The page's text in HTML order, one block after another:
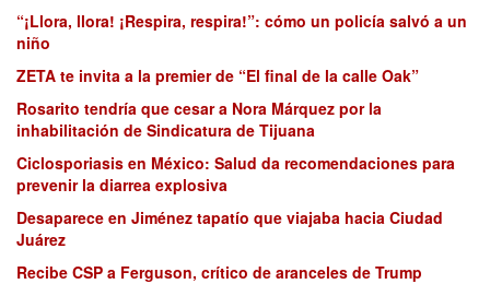
“¡Llora, llora! ¡Respira, respira!”: cómo un policía salvó a un
niño
ZETA te invita a la premier de “El final de la calle Oak”
Rosarito tendría que cesar a Nora Márquez por la
inhabilitación de Sindicatura de Tijuana
Ciclosporiasis en México: Salud da recomendaciones para
prevenir la diarrea explosiva
Desaparece en Jiménez tapatío que viajaba hacia Ciudad
Juárez
Recibe CSP a Ferguson, crítico de aranceles de Trump